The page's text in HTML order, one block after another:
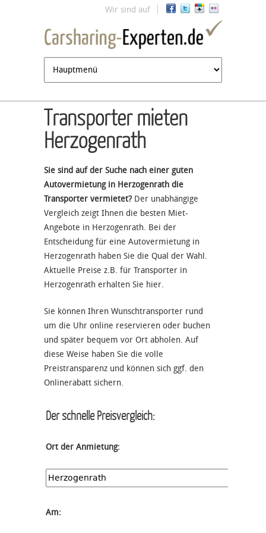
Jump to navigation
Wir sind auf
Transporter mieten
Herzogenrath
Sie sind auf der Suche nach einer guten
Autovermietung in Herzogenrath die
Transporter vermietet? Der unabhängige
Vergleich zeigt Ihnen die besten Miet-
Angebote in Herzogenrath. Bei der
Entscheidung für eine Autovermietung in
Herzogenrath haben Sie die Qual der Wahl.
Aktuelle Preise z.B. für Transporter in
Herzogenrath erhalten Sie hier.
Sie können Ihren Wunschtransporter rund
um die Uhr online reservieren oder buchen
und später bequem vor Ort abholen. Auf
diese Weise haben Sie die volle
Preistransparenz und können sich ggf. den
Onlinerabatt sichern.
Der schnelle Preisvergleich:
Ort der Anmietung:
Am: